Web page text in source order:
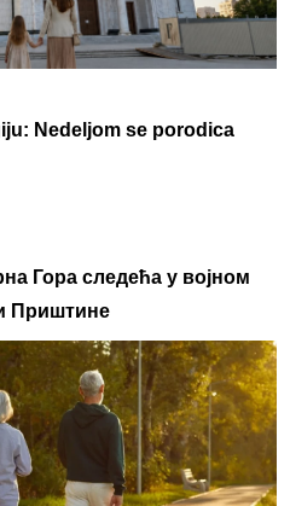
Nedeljom se porodica
Гора следећа у војном
Приштине